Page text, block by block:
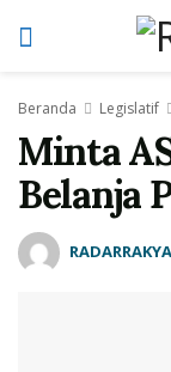
Beranda Legislatif
Minta
Belanja